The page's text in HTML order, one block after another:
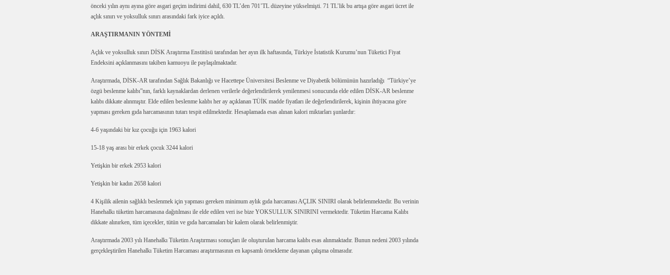
önceki yılın aynı ayına göre asgari geçim indirimi dahil, 630 TL’den 701’TL düzeyine yükselmişti. 71 TL’lik bu artışa göre asgari ücret ile
açlık sınırı ve yoksulluk sınırı arasındaki fark iyice açıldı.
ARAŞTIRMANIN YÖNTEMİ
Açlık ve yoksulluk sınırı DİSK Araştırma Enstitüsü tarafından her ayın ilk haftasında, Türkiye İstatistik Kurumu’nun Tüketici Fiyat
Endeksini açıklanmasını takiben kamuoyu ile paylaşılmaktadır.
Araştırmada, DİSK-AR tarafından Sağlık Bakanlığı ve Hacettepe Üniversitesi Beslenme ve Diyabetik bölümünün hazırladığı “Türkiye’ye
özgü beslenme kalıbı”nın, farklı kaynaklardan derlenen verilerle değerlendirilerek yenilenmesi sonucunda elde edilen DİSK-AR beslenme
kalıbı dikkate alınmıştır. Elde edilen beslenme kalıbı her ay açıklanan TÜİK madde fiyatları ile değerlendirilerek, kişinin ihtiyacına göre
yapması gereken gıda harcamasının tutarı tespit edilmektedir. Hesaplamada esas alınan kalori miktarları şunlardır:
4-6 yaşındaki bir kız çocuğu için 1963 kalori
15-18 yaş arası bir erkek çocuk 3244 kalori
Yetişkin bir erkek 2953 kalori
Yetişkin bir kadın 2658 kalori
4 Kişilik ailenin sağlıklı beslenmek için yapması gereken minimum aylık gıda harcaması AÇLIK SINIRI olarak belirlenmektedir. Bu verinin
Hanehalkı tüketim harcamasına dağıtılması ile elde edilen veri ise bize YOKSULLUK SINIRINI vermektedir. Tüketim Harcama Kalıbı
dikkate alınırken, tüm içecekler, tütün ve gıda harcamaları bir kalem olarak belirlenmiştir.
Araştırmada 2003 yılı Hanehalkı Tüketim Araştırması sonuçları ile oluşturulan harcama kalıbı esas alınmaktadır. Bunun nedeni 2003 yılında
gerçekleştirilen Hanehalkı Tüketim Harcaması araştırmasının en kapsamlı örnekleme dayanan çalışma olmasıdır.